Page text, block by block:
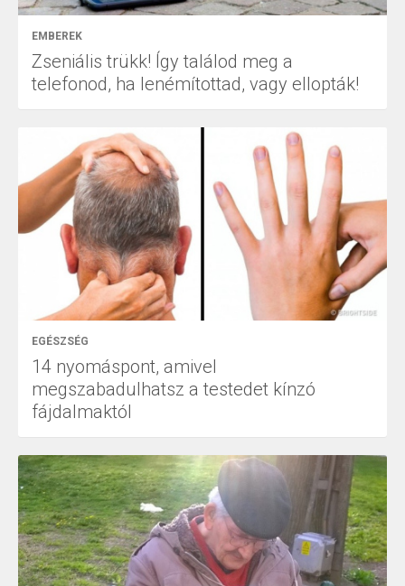
EMBEREK
Zseniális trükk! Így találod meg a
telefonod, ha lenémítottad, vagy ellopták!
EGÉSZSÉG
14 nyomáspont, amivel
megszabadulhatsz a testedet kínzó
fájdalmaktól